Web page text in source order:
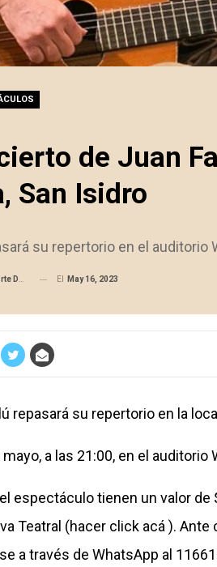
de Juan
San Isidro
su repertorio en el auditorio
El May 16, 2023
repasará su repertorio en la
a las 21:00, en el auditorio
espectáculo tienen un valor
Teatral (hacer click acá). Ante
a través de WhatsApp al